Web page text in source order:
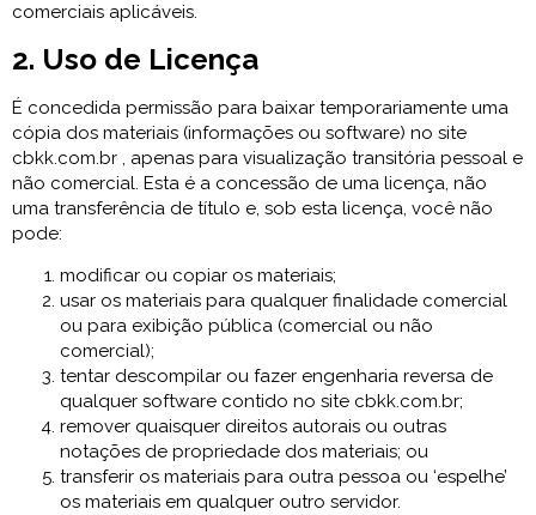
comerciais aplicáveis.
2. Uso de Licença
É concedida permissão para baixar temporariamente uma
cópia dos materiais (informações ou software) no site
cbkk.com.br , apenas para visualização transitória pessoal e
não comercial. Esta é a concessão de uma licença, não
uma transferência de título e, sob esta licença, você não
pode:
modificar ou copiar os materiais;
usar os materiais para qualquer finalidade comercial
ou para exibição pública (comercial ou não
comercial);
tentar descompilar ou fazer engenharia reversa de
qualquer software contido no site cbkk.com.br;
remover quaisquer direitos autorais ou outras
notações de propriedade dos materiais; ou
transferir os materiais para outra pessoa ou ‘espelhe’
os materiais em qualquer outro servidor.